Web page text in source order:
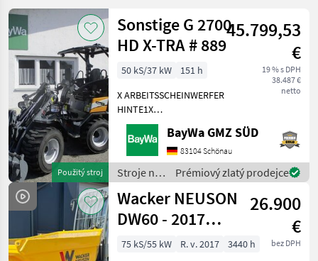
Zobrazit
49
MARKETPLACE
Marketplace
Nabídky
prodejců
Inzeráty
Použitý stroj
Sonstige G 2700
HD X-TRA # 889
45.799,53
€
19 % s DPH
38.487 €
netto
50 kS/37 kW
151 h
X ARBEITSSCHEINWERFER
HINTE1X
ARBEITSSCHEINWERFER
VORNE1X
HECKGEWICHTSPLATTE 62
KG1X
HYDRAULIKKREISLAUF
DPPPEL31X15.50-15
SKIDDATENBESCHEINIGUNG
BRD 20 KMDRUCKFREIER
BayWa GMZ SÜD
83104 Schönau
Stroje na
stavbu /
Sonstige
Prémiový zlatý prodejce
Wacker NEUSON
DW60 - 2017
YEAR - 3440
26.900
€
bez DPH
75 kS/55 kW R. v. 2017
3440 h